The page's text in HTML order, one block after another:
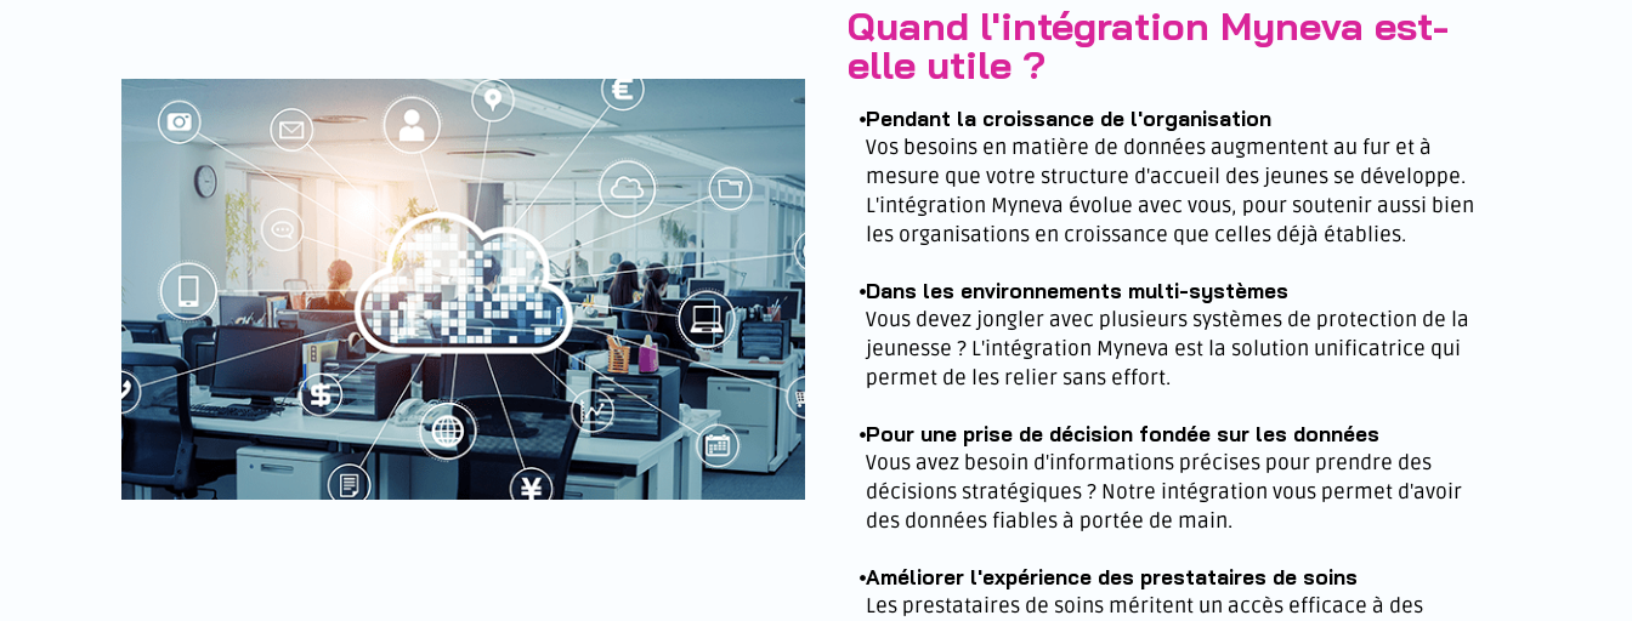
Quand l'intégration Myneva est-
elle utile ?
Pendant la croissance de l'organisation
Vos besoins en matière de données augmentent au fur et à
mesure que votre structure d'accueil des jeunes se développe.
L'intégration Myneva évolue avec vous, pour soutenir aussi bien
les organisations en croissance que celles déjà établies.
Dans les environnements multi-systèmes
Vous devez jongler avec plusieurs systèmes de protection de la
jeunesse ? L'intégration Myneva est la solution unificatrice qui
permet de les relier sans effort.
Pour une prise de décision fondée sur les données
Vous avez besoin d'informations précises pour prendre des
décisions stratégiques ? Notre intégration vous permet d'avoir
des données fiables à portée de main.
Améliorer l'expérience des prestataires de soins
Les prestataires de soins méritent un accès efficace à des